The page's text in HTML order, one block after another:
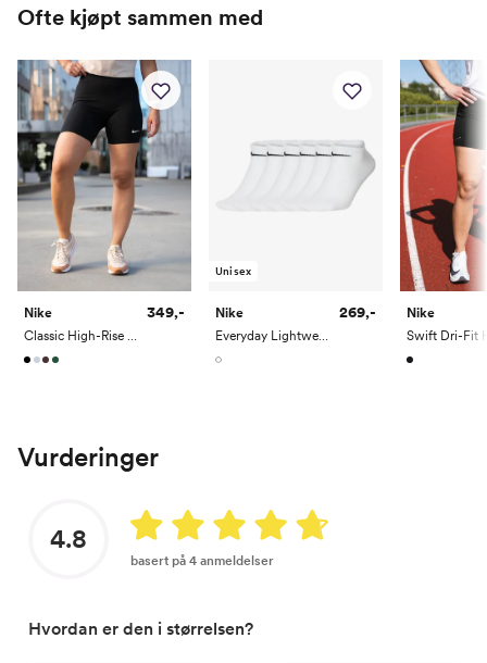
Ofte kjøpt sammen med
Nike
349,-
Unisex
Nike
Everyday Lightweight Training No-Show Socks 6pk
269,- Nike
Vurderinger
4.8
basert på 4 anmeldelser
Hvordan er den i størrelsen?